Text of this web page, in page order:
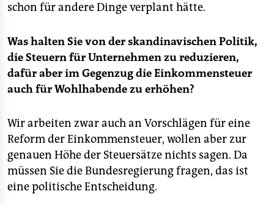
schon für andere Dinge verplant hätte.
Was halten Sie von der skandinavischen Politik,
die Steuern für Unternehmen zu reduzieren,
dafür aber im Gegenzug die Einkommensteuer
auch für Wohlhabende zu erhöhen?
Wir arbeiten zwar auch an Vorschlägen für eine
Reform der Einkommensteuer, wollen aber zur
genauen Höhe der Steuersätze nichts sagen. Da
müssen Sie die Bundesregierung fragen, das ist
eine politische Entscheidung.